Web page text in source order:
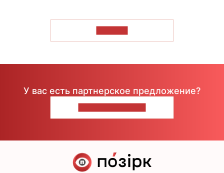
У вас есть партнерское предложение?